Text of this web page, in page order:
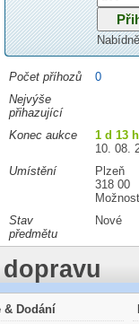
Počet příhozů
0
Nejvýše
přihazující
Konec aukce
1 d 13
10. 08.
Umístění
Plzeň
318 00
Stav
předmětu
Nové
& Dodání